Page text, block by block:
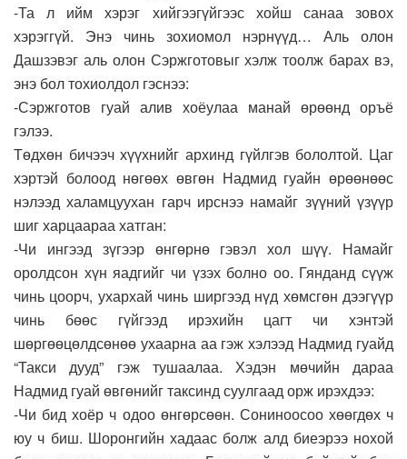
-Та л ийм хэрэг хийгээгүйгээс хойш санаа зовох
хэрэггүй. Энэ чинь зохиомол нэрнүүд… Аль олон
Дашзэвэг аль олон Сэржготовыг хэлж тоолж барах вэ,
энэ бол тохиолдол гэснээ:
-Сэржготов гуай алив хоёулаа манай өрөөнд оръё
гэлээ.
Төдхөн бичээч хүүхнийг архинд гүйлгэв бололтой. Цаг
хэртэй болоод нөгөөх өвгөн Надмид гуайн өрөөнөөс
нэлээд халамцуухан гарч ирснээ намайг зүүний үзүүр
шиг харцаараа хатган:
-Чи ингээд зүгээр өнгөрнө гэвэл хол шүү. Намайг
оролдсон хүн яадгийг чи үзэх болно оо. Гянданд сүүж
чинь цоорч, ухархай чинь ширгээд нүд хөмсгөн дээгүүр
чинь бөөс гүйгээд ирэхийн цагт чи хэнтэй
шөргөөцөлдсөнөө ухаарна аа гэж хэлээд Надмид гуайд
“Такси дууд” гэж тушаалаа. Хэдэн мөчийн дараа
Надмид гуай өвгөнийг таксинд суулгаад орж ирэхдээ:
-Чи бид хоёр ч одоо өнгөрсөөн. Сониноосоо хөөгдөх ч
юу ч биш. Шоронгийн хадаас болж алд биеэрээ нохой